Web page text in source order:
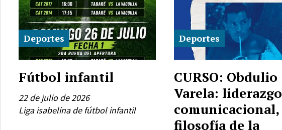
Fútbol infantil
Liga isabelina de fútbol infantil
Deportes
22 de julio de 2026
CURSO: Obdulio
Varela: liderazgo
comunicacional,
filosofía de la
Deportes